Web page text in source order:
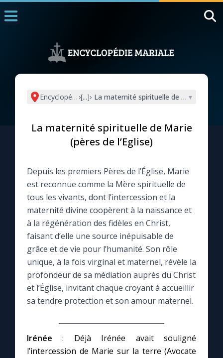
L'actualité de la semaine
La newsletter
La vidéo de la semaine
Le compte Tiktok
Le magazine
Le site internet
Questions-réponses
Encyclopédie mariale
›[...]› La maternité spirituelle de Marie (pères
▾
La maternité spirituelle de Marie
(pères de l’Eglise)
Depuis les premiers Pères de l’Église, Marie
est reconnue comme la Mère spirituelle de
tous les vivants, dont l’intercession et la
maternité divine coopèrent à la naissance et
à la régénération des fidèles en Christ,
faisant d’elle une source inépuisable de
grâce et de vie pour l’humanité. Son rôle
unique, à la fois virginal et maternel, révèle la
profondeur de sa médiation auprès du Christ
et l’Église, invitant chaque croyant à accueillir
sa tendre protection et son amour maternel.
Irénée : Déjà Irénée avait souligné
l’intercession de Marie sur la terre (Avocate